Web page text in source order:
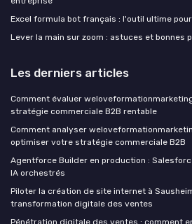
Excel formula bot français : l'outil ultime
Lever la main sur zoom : astuces et bonnes
Les derniers articles
Comment évaluer
stratégie commerciale B2B rentable
Comment analyser
optimiser votre stratégie commerciale B2B
Agentforce Builder en production :
IA orchestrés
Piloter la création de site internet à
transformation digitale des ventes
Pénétration digitale des ventes : comment